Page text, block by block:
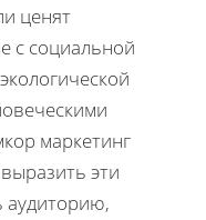
ценят
с социальной
маркетинг
эти
аудиторию,